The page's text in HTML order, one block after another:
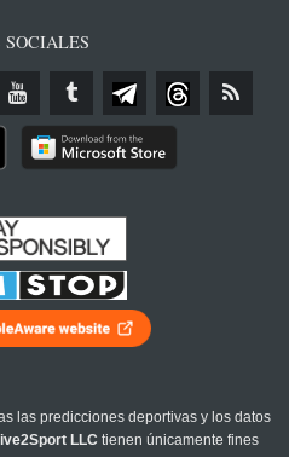
SOCIALES
las predicciones deportivas y los datos
LLC tienen únicamente fines